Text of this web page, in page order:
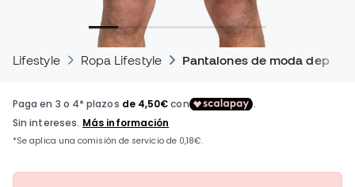
Lifestyle Ropa Lifestyle Pantalones de moda